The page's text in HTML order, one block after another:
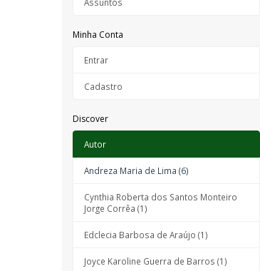
Minha Conta
Entrar
Cadastro
Discover
Autor
Andreza Maria de Lima (6)
Cynthia Roberta dos Santos Monteiro
Jorge Corrêa (1)
Edclecia Barbosa de Araújo (1)
Joyce Karoline Guerra de Barros (1)